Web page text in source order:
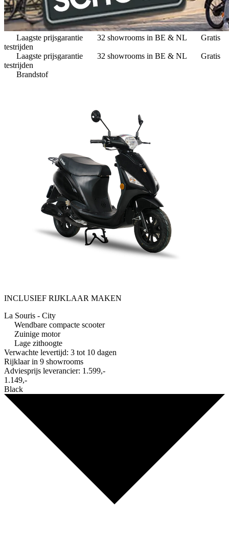
Laagste prijsgarantie 32 showrooms in BE & NL
Gratis
testrijden
Laagste prijsgarantie
32 showrooms in BE & NL
Gratis
testrijden
Brandstof
INCLUSIEF RIJKLAAR MAKEN
La Souris - City
Wendbare compacte scooter
Zuinige motor
Lage zithoogte
Verwachte levertijd: 3 tot 10 dagen
Rijklaar in 9 showrooms
Adviesprijs leverancier: 1.599,-
1.149,-
Black